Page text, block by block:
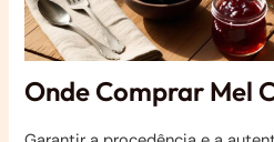
Onde Comprar Mel